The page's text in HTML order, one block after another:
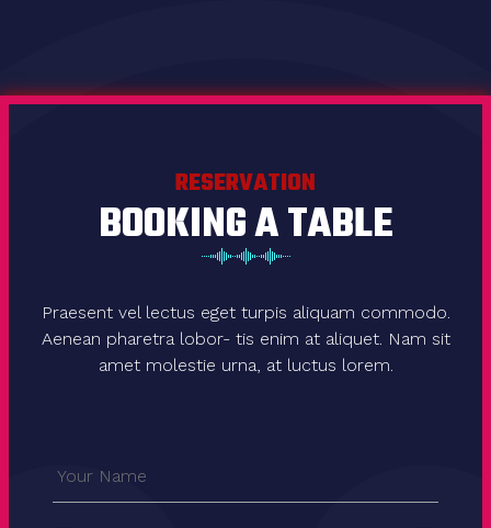
RESERVATION
BOOKING A TABLE
Praesent vel lectus eget turpis aliquam commodo.
Aenean pharetra lobor- tis enim at aliquet. Nam sit
amet molestie urna, at luctus lorem.